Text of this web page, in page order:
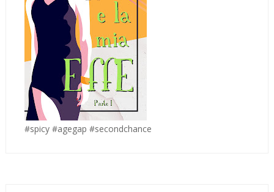
#spicy #agegap #secondchance